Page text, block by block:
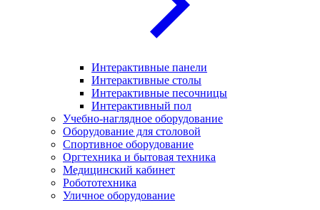
Интерактивные панели
Интерактивные столы
Интерактивные песочницы
Интерактивный пол
Учебно-наглядное оборудование
Оборудование для столовой
Спортивное оборудование
Оргтехника и бытовая техника
Медицинский кабинет
Робототехника
Уличное оборудование